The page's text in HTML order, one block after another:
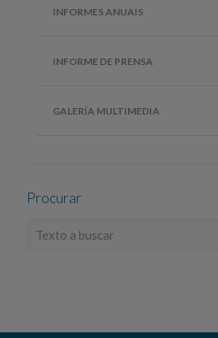
INFORMES ANUAIS
INFORME DE PRENSA
GALERÍA MULTIMEDIA
Procurar